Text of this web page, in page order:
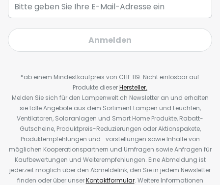
Anmelden
*ab einem Mindestkaufpreis von CHF 119. Nicht einlösbar auf
Produkte dieserHersteller.
Melden Sie sich für den Lampenwelt.ch Newsletter an und erhalten
sie tolle Angebote aus dem Sortiment Lampen und Leuchten,
Ventilatoren, Solaranlagen und Smart Home Produkte, Rabatt-
Gutscheine, Produktpreis-Reduzierungen oder Aktionspakete,
Produktempfehlungen und -vorstellungen sowie Inhalte von
möglichen Kooperationspartnern und Umfragen sowie Anfragen für
Kaufbewertungen und Weiterempfehlungen. Eine Abmeldung ist
jederzeit möglich über den Abmeldelink, den Sie in jedem Newsletter
finden oder über unserKontaktformular. Weitere Informationen